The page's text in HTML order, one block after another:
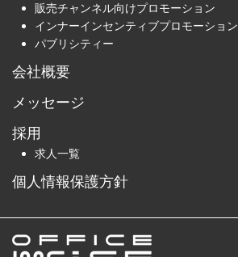
販売チャンネル向けプロモーション
インナーインセンティブプロモーション
パブリシティー
会社概要
メッセージ
採用
求人一覧
個人情報保護方針